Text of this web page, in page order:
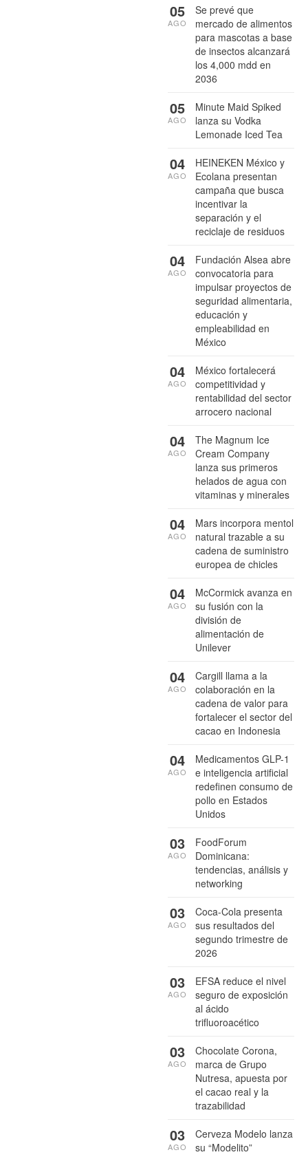
Se prevé que
mercado de alimentos
para mascotas a base
de insectos alcanzará
los 4,000 mdd en
2036
05
AGO
Minute Maid Spiked
lanza su Vodka
Lemonade Iced Tea
05
AGO
HEINEKEN México y
Ecolana presentan
campaña que busca
incentivar la
separación y el
reciclaje de residuos
04
AGO
Fundación Alsea abre
convocatoria para
impulsar proyectos de
seguridad alimentaria,
educación y
empleabilidad en
México
04
AGO
México fortalecerá
competitividad y
rentabilidad del sector
arrocero nacional
04
AGO
The Magnum Ice
Cream Company
lanza sus primeros
helados de agua con
vitaminas y minerales
04
AGO
Mars incorpora mentol
natural trazable a su
cadena de suministro
europea de chicles
04
AGO
McCormick avanza en
su fusión con la
división de
alimentación de
Unilever
04
AGO
Cargill llama a la
colaboración en la
cadena de valor para
fortalecer el sector del
cacao en Indonesia
04
AGO
Medicamentos GLP-1
e inteligencia artificial
redefinen consumo de
pollo en Estados
Unidos
04
AGO
FoodForum
Dominicana:
tendencias, análisis y
networking
03
AGO
Coca-Cola presenta
sus resultados del
segundo trimestre de
2026
03
AGO
EFSA reduce el nivel
seguro de exposición
al ácido
trifluoroacético
03
AGO
Chocolate Corona,
marca de Grupo
Nutresa, apuesta por
el cacao real y la
trazabilidad
03
AGO
Cerveza Modelo lanza
su “Modelito”
03
AGO